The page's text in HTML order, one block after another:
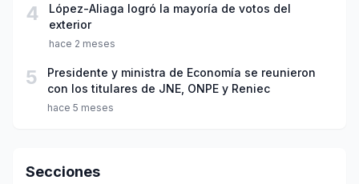
4
López-Aliaga logró la mayoría de votos del
exterior
hace 2 meses
5
Presidente y ministra de Economía se reunieron
con los titulares de JNE, ONPE y Reniec
hace 5 meses
Secciones